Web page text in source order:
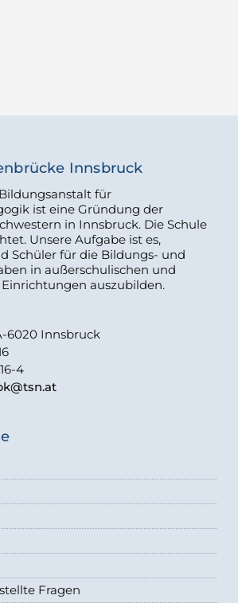
Innsbruck
für
ist eine Gründung der
in Innsbruck. Die Schule
Unsere Aufgabe ist es,
Schüler für die Bildungs- und
in außerschulischen und
auszubilden.
6020 Innsbruck
4
Fragen